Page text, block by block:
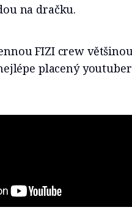
na dračku.
FIZI crew
placený